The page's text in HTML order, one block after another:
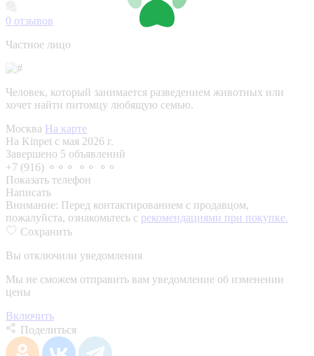
0 отзывов
Частное лицо
Человек, который занимается разведением животных или
хочет найти питомцу любящую семью.
Москва На карте
На Kinpet c мая 2026 г.
Завершено 5 объявлений
+7 (916) ⚬⚬⚬ ⚬⚬ ⚬⚬
Показать телефон
Написать
Внимание: Перед контактированием с продавцом,
пожалуйста, ознакомьтесь с рекомендациями при покупке.
Сохранить
Вы отключили уведомления
Мы не сможем отправить вам уведомление об изменении
цены
Включить
Поделиться